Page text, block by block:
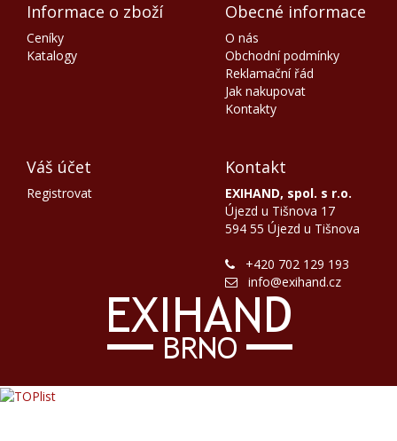
Informace o zboží
Ceníky
Katalogy
Obecné informace
O nás
Obchodní podmínky
Reklamační řád
Jak nakupovat
Kontakty
Váš účet
Registrovat
Kontakt
EXIHAND, spol. s r.o.
Újezd u Tišnova 17
594 55 Újezd u Tišnova
+420 702 129 193
info@exihand.cz